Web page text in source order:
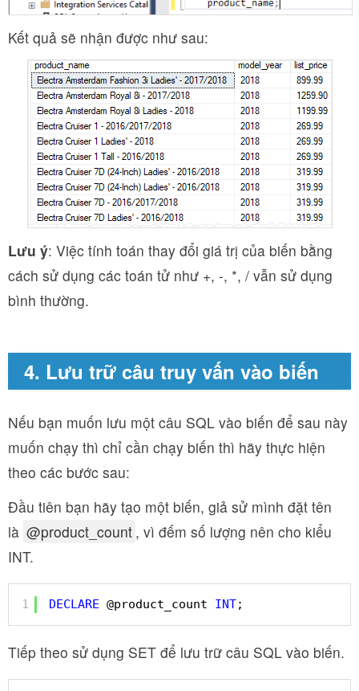
Kết quả sẽ nhận được như sau:
Lưu ý: Việc tính toán thay đổi giá trị của biến bằng
cách sử dụng các toán tử như +, -, *, / vẫn sử dụng
bình thường.
4. Lưu trữ câu truy vấn vào biến
Nếu bạn muốn lưu một câu SQL vào biến để sau này
muốn chạy thì chỉ cần chạy biến thì hãy thực hiện
theo các bước sau:
Đầu tiên bạn hãy tạo một biến, giả sử mình đặt tên
là @product_count , vì đếm số lượng nên cho kiểu
INT.
1 DECLARE @product_count INT;
Tiếp theo sử dụng SET để lưu trữ câu SQL vào biến.